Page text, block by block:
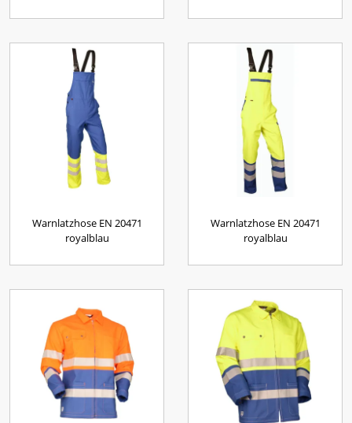
Warnlatzhose EN 20471
royalblau
Warnlatzhose EN 20471
royalblau